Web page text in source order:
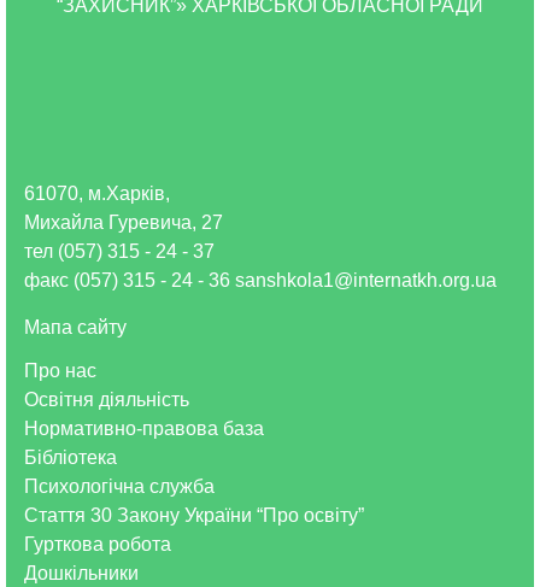
“ЗАХИСНИК”» ХАРКІВСЬКОЇ ОБЛАСНОЇ РАДИ
Про нас
Освітня діяльність
Нормативно-правова база
Бібліотека
Психологічна служба
Стаття 30 Закону України “Про освіту”
Гурткова робота
Дошкільники
61070, м.Харків,
Михайла Гуревича, 27
тел (057) 315 - 24 - 37
факс (057) 315 - 24 - 36 sanshkola1@internatkh.org.ua
Мапа сайту